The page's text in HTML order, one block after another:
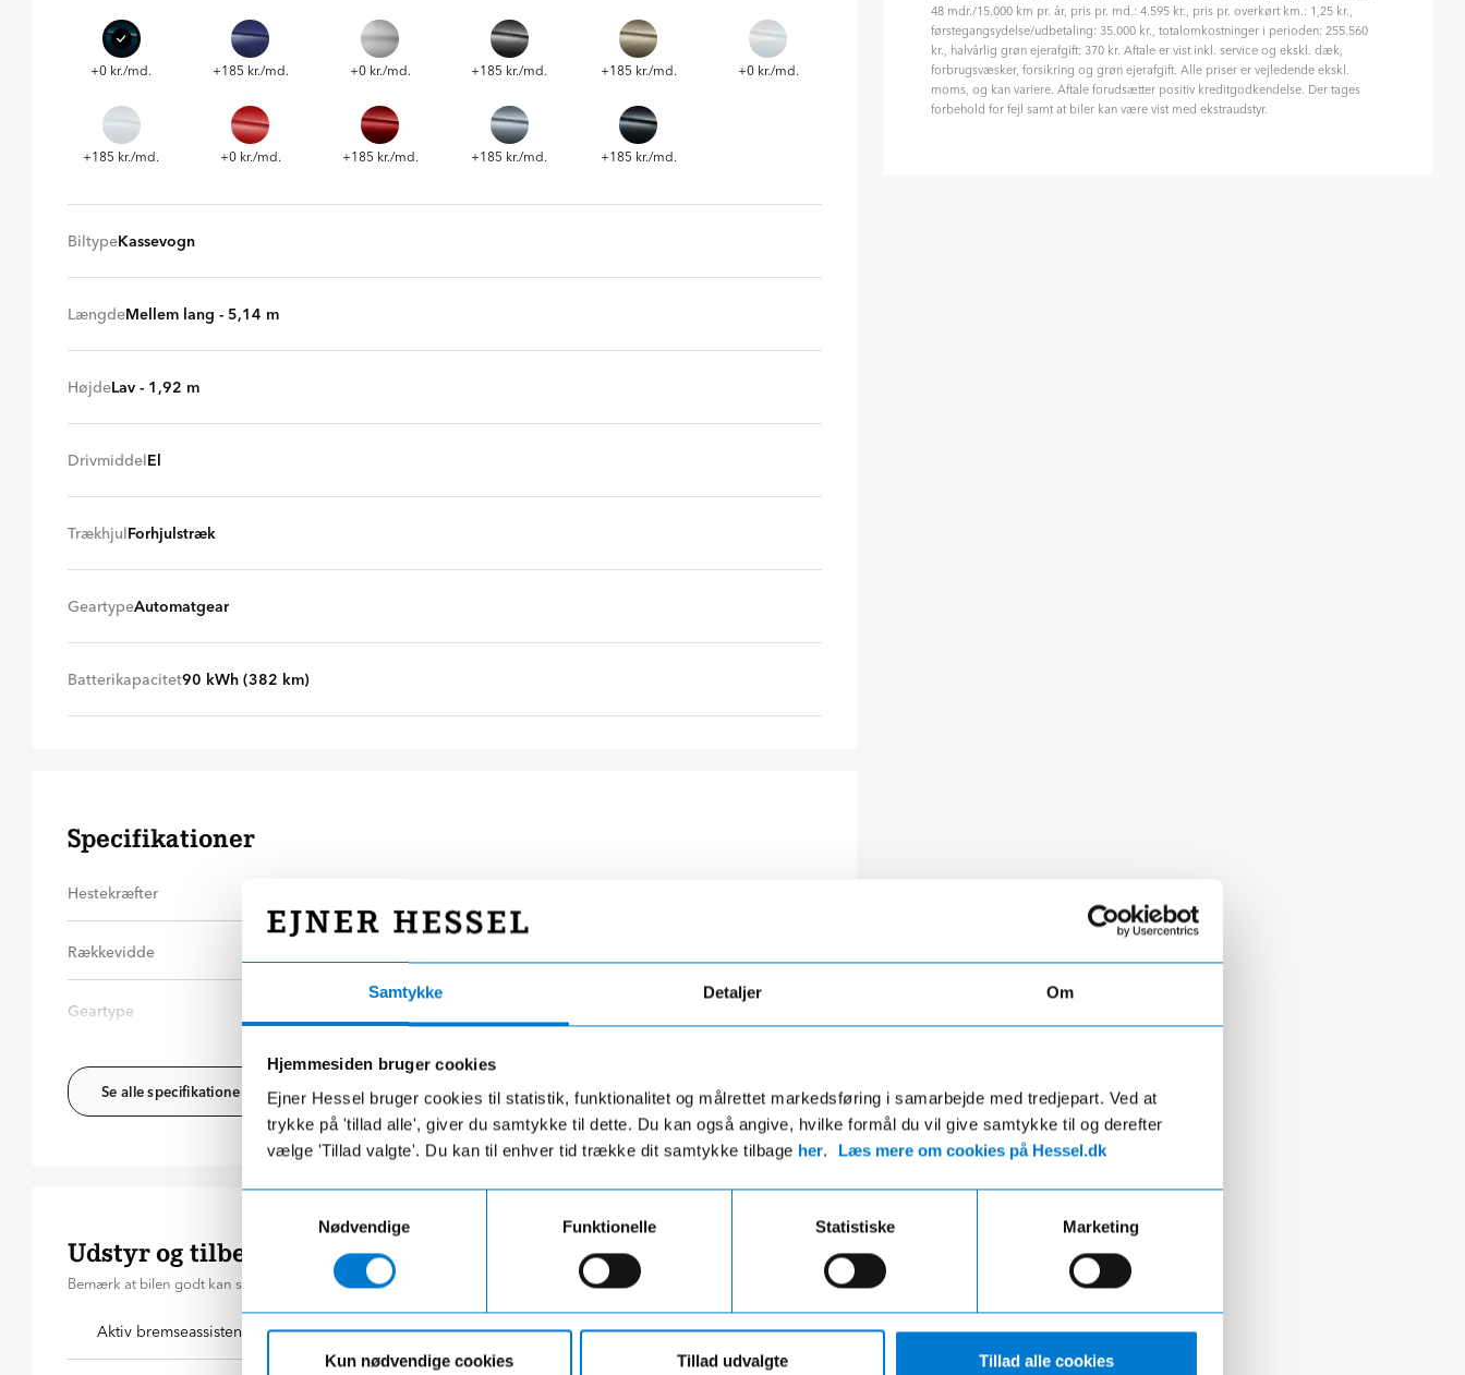
Samtykke Detaljer Om
Hjemmesiden bruger cookies
Ejner Hessel bruger cookies til statistik, funktionalitet og målrettet markedsføring i samarbejde med tredjepart. Ved at
trykke på 'tillad alle', giver du samtykke til dette. Du kan også angive, hvilke formål du vil give samtykke til og derefter
vælge 'Tillad valgte'. Du kan til enhver tid trække dit samtykke tilbage her. Læs mere om cookies på Hessel.dk
Nødvendige
Funktionelle Statistiske Marketing
Kun nødvendige cookies Tillad udvalgte Tillad alle cookies
+0 kr./md. +185 kr./md. +0 kr./md. +185 kr./md. +185 kr./md. +0 kr./md.
+185 kr./md. +0 kr./md. +185 kr./md. +185 kr./md. +185 kr./md.
BiltypeKassevogn
LængdeMellem lang - 5,14 m
HøjdeLav - 1,92 m
DrivmiddelEl
TrækhjulForhjulstræk
GeartypeAutomatgear
Batterikapacitet90 kWh (382 km)
Specifikationer
Hestekræfter
Rækkevidde
Geartype
Se alle specifikationer
Udstyr og tilbehør
Bemærk at bilen godt kan stå med mere udstyr end nedenstående
Aktiv bremseassistent Digital radio (DAB)
48 mdr./15.000 km pr. år, pris pr. md.: 4.595 kr., pris pr. overkørt km.: 1,25 kr.,
førstegangsydelse/udbetaling: 35.000 kr., totalomkostninger i perioden: 255.560
kr., halvårlig grøn ejerafgift: 370 kr. Aftale er vist inkl. service og ekskl. dæk,
forbrugsvæsker, forsikring og grøn ejerafgift. Alle priser er vejledende ekskl.
moms, og kan variere. Aftale forudsætter positiv kreditgodkendelse. Der tages
forbehold for fejl samt at biler kan være vist med ekstraudstyr.